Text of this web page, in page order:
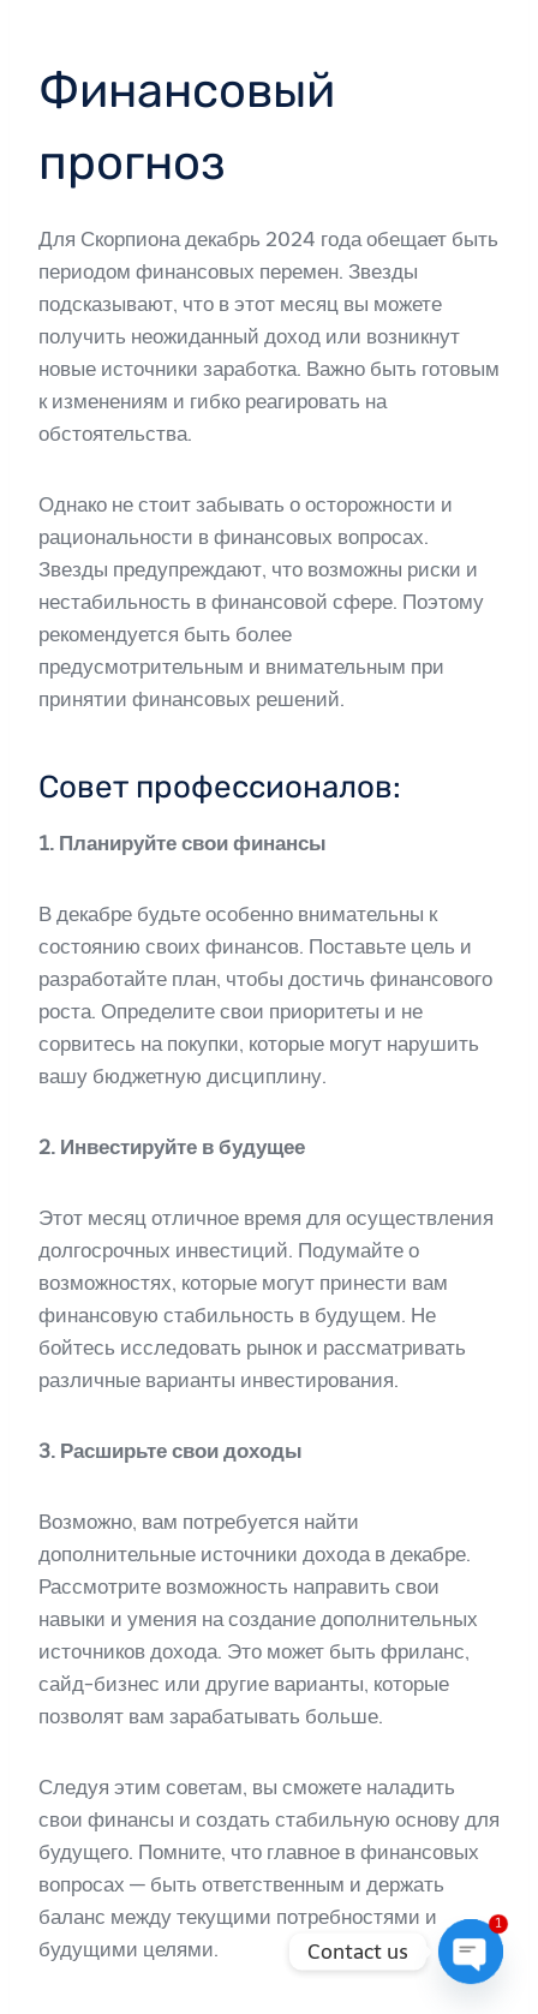
Финансовый
прогноз
Для Скорпиона декабрь 2024 года обещает быть
периодом финансовых перемен. Звезды
подсказывают, что в этот месяц вы можете
получить неожиданный доход или возникнут
новые источники заработка. Важно быть готовым
к изменениям и гибко реагировать на
обстоятельства.
Однако не стоит забывать о осторожности и
рациональности в финансовых вопросах.
Звезды предупреждают, что возможны риски и
нестабильность в финансовой сфере. Поэтому
рекомендуется быть более
предусмотрительным и внимательным при
принятии финансовых решений.
Совет профессионалов:
1. Планируйте свои финансы
В декабре будьте особенно внимательны к
состоянию своих финансов. Поставьте цель и
разработайте план, чтобы достичь финансового
роста. Определите свои приоритеты и не
сорвитесь на покупки, которые могут нарушить
вашу бюджетную дисциплину.
2. Инвестируйте в будущее
Этот месяц отличное время для осуществления
долгосрочных инвестиций. Подумайте о
возможностях, которые могут принести вам
финансовую стабильность в будущем. Не
бойтесь исследовать рынок и рассматривать
различные варианты инвестирования.
3. Расширьте свои доходы
Возможно, вам потребуется найти
дополнительные источники дохода в декабре.
Рассмотрите возможность направить свои
навыки и умения на создание дополнительных
источников дохода. Это может быть фриланс,
сайд-бизнес или другие варианты, которые
позволят вам зарабатывать больше.
Следуя этим советам, вы сможете наладить
свои финансы и создать стабильную основу для
будущего. Помните, что главное в финансовых
вопросах — быть ответственным и держать
баланс между текущими потребностями и
будущими целями.
Contact us
1